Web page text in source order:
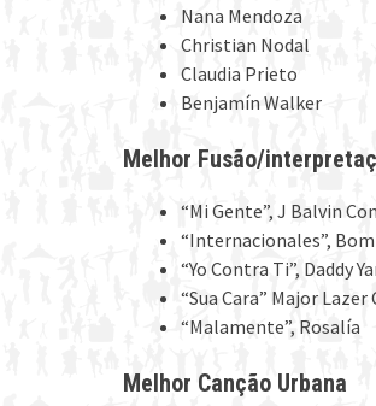
Nana Mendoza
Christian Nodal
Claudia Prieto
Benjamín Walker
Melhor Fusão/
“Mi Gente”, J Balvin
“Internacionales”,
“Yo Contra Ti”, Daddy
“Sua Cara” Major
“Malamente”, Rosalía
Melhor Canção Urbana